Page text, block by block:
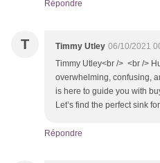
Répondre
T Timmy Utley 06/10/2021
Timmy Utley<br /> <br />
overwhelming, confusing,
is here to guide you with
Let’s find the perfect sink
Répondre